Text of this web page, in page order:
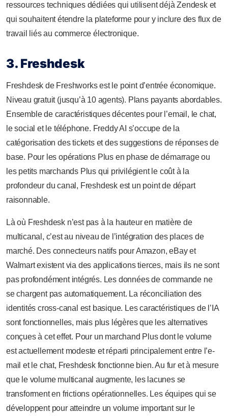
ressources techniques dédiées qui utilisent déjà Zendesk et
qui souhaitent étendre la plateforme pour y inclure des flux de
travail liés au commerce électronique.
3. Freshdesk
Freshdesk de Freshworks est le point d’entrée économique.
Niveau gratuit (jusqu’à 10 agents). Plans payants abordables.
Ensemble de caractéristiques décentes pour l’email, le chat,
le social et le téléphone. Freddy AI s’occupe de la
catégorisation des tickets et des suggestions de réponses de
base. Pour les opérations Plus en phase de démarrage ou
les petits marchands Plus qui privilégient le coût à la
profondeur du canal, Freshdesk est un point de départ
raisonnable.
Là où Freshdesk n’est pas à la hauteur en matière de
multicanal, c’est au niveau de l’intégration des places de
marché. Des connecteurs natifs pour Amazon, eBay et
Walmart existent via des applications tierces, mais ils ne sont
pas profondément intégrés. Les données de commande ne
se chargent pas automatiquement. La réconciliation des
identités cross-canal est basique. Les caractéristiques de l’IA
sont fonctionnelles, mais plus légères que les alternatives
conçues à cet effet. Pour un marchand Plus dont le volume
est actuellement modeste et réparti principalement entre l’e-
mail et le chat, Freshdesk fonctionne bien. Au fur et à mesure
que le volume multicanal augmente, les lacunes se
transforment en frictions opérationnelles. Les équipes qui se
développent pour atteindre un volume important sur le